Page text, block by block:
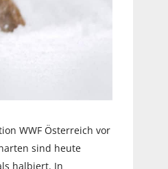
WWF Österreich vor
sind heute
halbiert. In